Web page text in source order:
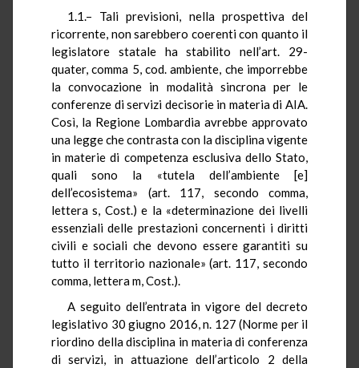
1.1.– Tali previsioni, nella prospettiva del
ricorrente, non sarebbero coerenti con quanto il
legislatore statale ha stabilito nell’art. 29-
quater, comma 5, cod. ambiente, che imporrebbe
la convocazione in modalità sincrona per le
conferenze di servizi decisorie in materia di AIA.
Così, la Regione Lombardia avrebbe approvato
una legge che contrasta con la disciplina vigente
in materie di competenza esclusiva dello Stato,
quali sono la «tutela dell’ambiente [e]
dell’ecosistema» (art. 117, secondo comma,
lettera s, Cost.) e la «determinazione dei livelli
essenziali delle prestazioni concernenti i diritti
civili e sociali che devono essere garantiti su
tutto il territorio nazionale» (art. 117, secondo
comma, lettera m, Cost.).
A seguito dell’entrata in vigore del decreto
legislativo 30 giugno 2016, n. 127 (Norme per il
riordino della disciplina in materia di conferenza
di servizi, in attuazione dell’articolo 2 della